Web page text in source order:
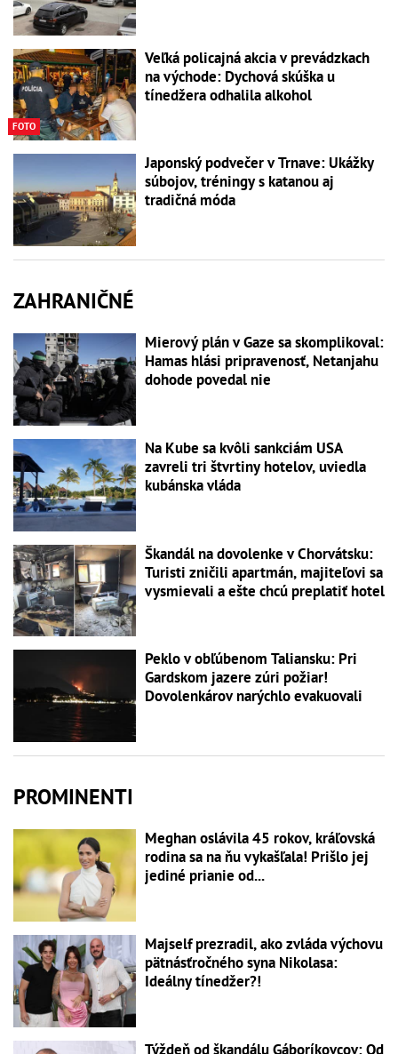
FOTO
Veľká policajná akcia v prevádzkach
na východe: Dychová skúška u
tínedžera odhalila alkohol
Japonský podvečer v Trnave: Ukážky
súbojov, tréningy s katanou aj
tradičná móda
ZAHRANIČNÉ
Mierový plán v Gaze sa skomplikoval:
Hamas hlási pripravenosť, Netanjahu
dohode povedal nie
Na Kube sa kvôli sankciám USA
zavreli tri štvrtiny hotelov, uviedla
kubánska vláda
Škandál na dovolenke v Chorvátsku:
Turisti zničili apartmán, majiteľovi sa
vysmievali a ešte chcú preplatiť hotel
Peklo v obľúbenom Taliansku: Pri
Gardskom jazere zúri požiar!
Dovolenkárov narýchlo evakuovali
PROMINENTI
Meghan oslávila 45 rokov, kráľovská
rodina sa na ňu vykašľala! Prišlo jej
jediné prianie od...
Majself prezradil, ako zvláda výchovu
pätnásťročného syna Nikolasa:
Ideálny tínedžer?!
Týždeň od škandálu Gáboríkovcov: Od